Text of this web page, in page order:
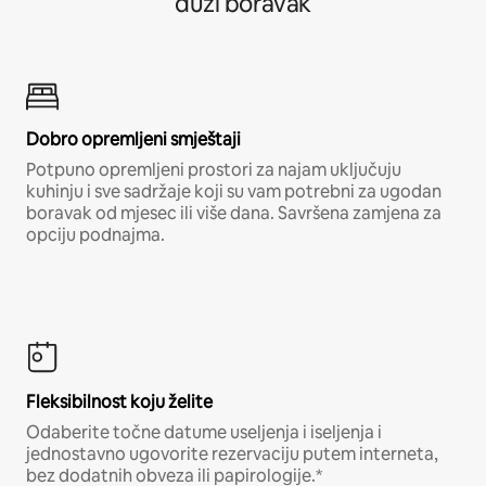
Dobro opremljeni smještaji
Potpuno opremljeni prostori za najam uključuju
kuhinju i sve sadržaje koji su vam potrebni za ugodan
boravak od mjesec ili više dana. Savršena zamjena za
opciju podnajma.
Fleksibilnost koju želite
Odaberite točne datume useljenja i iseljenja i
jednostavno ugovorite rezervaciju putem interneta,
bez dodatnih obveza ili papirologije.*